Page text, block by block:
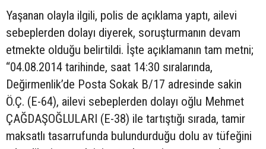
Yaşanan olayla ilgili, polis de açıklama yaptı, ailevi
sebeplerden dolayı diyerek, soruşturmanın devam
etmekte olduğu belirtildi. İşte açıklamanın tam metni;
“04.08.2014 tarihinde, saat 14:30 sıralarında,
Değirmenlik’de Posta Sokak B/17 adresinde sakin
Ö.Ç. (E-64), ailevi sebeplerden dolayı oğlu Mehmet
ÇAĞDAŞOĞLULARI (E-38) ile tartıştığı sırada, tamir
maksatlı tasarrufunda bulundurduğu dolu av tüfeğini